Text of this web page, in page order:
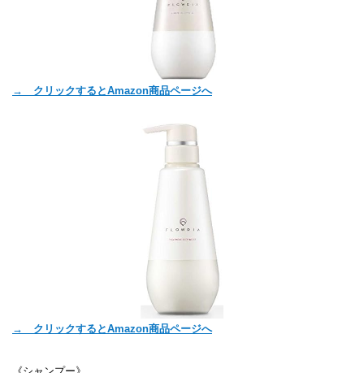
→ クリックするとAmazon商品ページへ
→ クリックするとAmazon商品ページへ